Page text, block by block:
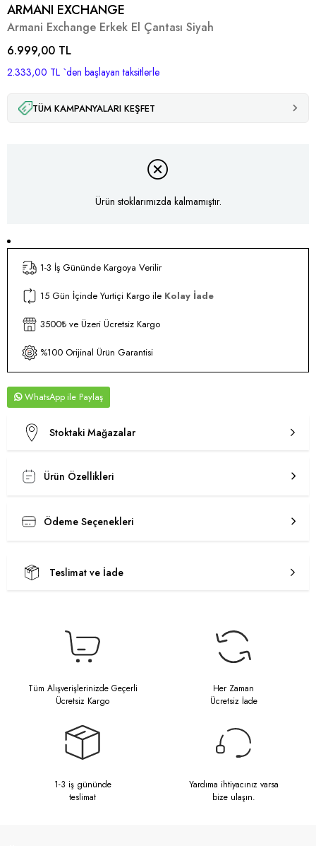
ARMANI EXCHANGE
Armani Exchange Erkek El Çantası Siyah
6.999,00 TL
2.333,00 TL `den başlayan taksitlerle
TÜM KAMPANYALARI KEŞFET
Ürün stoklarımızda kalmamıştır.
1-3 İş Gününde Kargoya Verilir
15 Gün İçinde Yurtiçi Kargo ile Kolay İade
3500₺ ve Üzeri Ücretsiz Kargo
%100 Orijinal Ürün Garantisi
WhatsApp
Stoktaki Mağazalar
Ürün Özellikleri
Ödeme Seçenekleri
Teslimat ve İade
Tüm Alışverişlerinizde Geçerli
Ücretsiz Kargo
Her Zaman
Ücretsiz İade
1-3 iş gününde
teslimat
Yardıma ihtiyacınız varsa
bize ulaşın.